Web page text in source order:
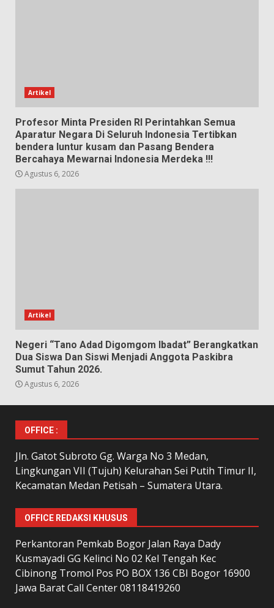
Artikel
Profesor Minta Presiden RI Perintahkan Semua
Aparatur Negara Di Seluruh Indonesia Tertibkan
bendera luntur kusam dan Pasang Bendera
Bercahaya Mewarnai Indonesia Merdeka !!!
Agustus 6, 2026
Artikel
Negeri “Tano Adad Digomgom Ibadat” Berangkatkan
Dua Siswa Dan Siswi Menjadi Anggota Paskibra
Sumut Tahun 2026.
Agustus 6, 2026
OFFICE :
Jln. Gatot Subroto Gg. Warga No 3 Medan,
Lingkungan VII (Tujuh) Kelurahan Sei Putih Timur II,
Kecamatan Medan Petisah – Sumatera Utara.
OFFICE REDAKSI KHUSUS
Perkantoran Pemkab Bogor Jalan Raya Dady
Kusmayadi GG Kelinci No 02 Kel Tengah Kec
Cibinong Tromol Pos PO BOX 136 CBI Bogor 16900
Jawa Barat Call Center 08118419260